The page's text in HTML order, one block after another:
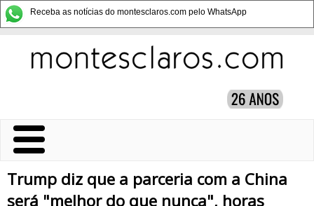
Receba as notícias do montesclaros.com pelo WhatsApp
Trump diz que a parceria com a China
será "melhor do que nunca", horas